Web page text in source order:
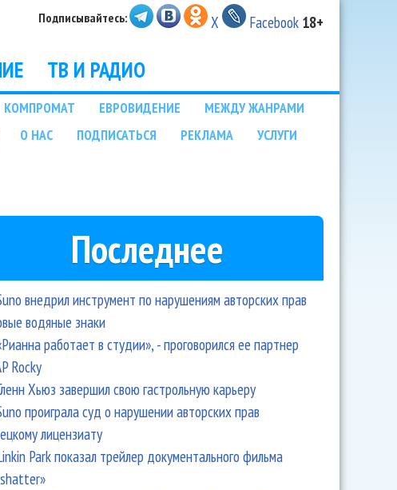
Подписывайтесь: X Facebook 18+
ТВ И РАДИО
КОМПРОМАТ ЕВРОВИДЕНИЕ
МЕЖДУ ЖАНРАМИ
О НАС ПОДПИСАТЬСЯ РЕКЛАМА
УСЛУГИ
Последнее
внедрил инструмент по нарушениям авторских прав
водяные знаки
работает в студии», - проговорился ее партнер
Rocky
Хьюз завершил свою гастрольную карьеру
проиграла суд о нарушении авторских прав
лицензиату
Park показал трейлер документального фильма